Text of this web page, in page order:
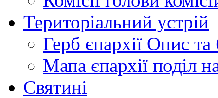
Територіальний устрій
Герб єпархії Опис та
Мапа єпархії поділ
Святині